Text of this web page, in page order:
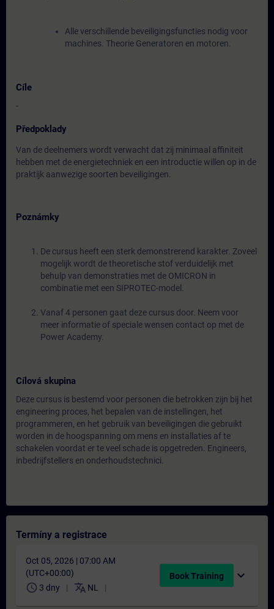
Alle verschillende beveiligingsfuncties nodig voor
machines. Theorie Generatoren en motoren.
Cíle
-
Předpoklady
Van de deelnemers wordt verwacht dat zij minimaal affiniteit
hebben met de energietechniek en een introductie willen op in de
praktijk aanwezige soorten beveiligingen.
Poznámky
De cursus heeft een sterk demonstrerend karakter. Zoveel
mogelijk wordt de theoretische stof verduidelijk met
behulp van demonstraties met de OMICRON in
combinatie met een SIPROTEC-model.
Vanaf 4 personen gaat deze cursus door. Neem voor
meer informatie of speciale wensen contact op met de
Power Academy.
Cílová skupina
Deze cursus is bestemd voor personen die betrokken zijn bij het
engineering proces, het bepalen van de instellingen, het
programmeren, en het gebruik van beveiligingen die gebruikt
worden in de hoogspanning om mens en installaties af te
schakelen voordat er te veel schade is opgetreden. Engineers,
inbedrijfstellers en onderhoudstechnici.
Termíny a registrace
Oct 05, 2026 | 07:00 AM
(UTC+00:00)
schedule 3 dny translate NL
Book Training expand_more